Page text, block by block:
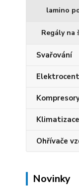
lamino
Regály na
Svařování
Klimatizace
Ohřívače
Novinky